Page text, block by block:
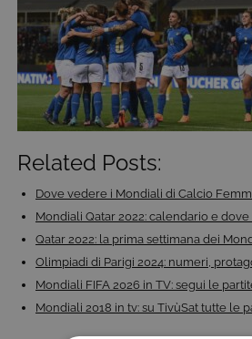
Related Posts:
Dove vedere i Mondiali di Calcio
Mondiali Qatar 2022: calendario e
Qatar 2022: la prima settimana dei
Olimpiadi di Parigi 2024: numeri,
Mondiali FIFA 2026 in TV: segui le
Mondiali 2018 in tv: su TivùSat tutte le